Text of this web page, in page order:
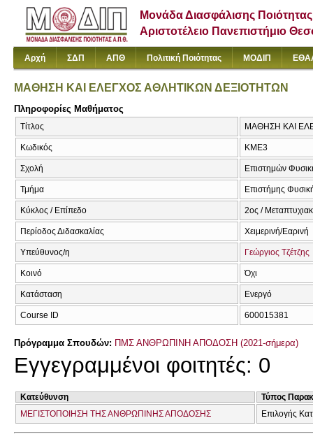
Μονάδα Διασφάλισης Ποιότητας
Αριστοτέλειο Πανεπιστήμιο
Αρχή ΣΔΠ ΑΠΘ Πολιτική Ποιότητας ΜΟΔΙΠ
ΜΑΘΗΣΗ ΚΑΙ ΕΛΕΓΧΟΣ ΑΘΛΗΤΙΚΩΝ ΔΕΞΙΟΤΗΤΩΝ
Πληροφορίες Μαθήματος
Τίτλος ΜΑΘΗΣΗ ΚΑΙ
Κωδικός ΚΜΕ3
Σχολή Επιστημών
Τμήμα Επιστήμης
Κύκλος / Επίπεδο 2ος /
Περίοδος Διδασκαλίας Χειμερινή/Εαρινή
Υπεύθυνος/η Γεώργιος Τζέτζης
Κοινό Όχι
Κατάσταση Ενεργό
Course ID 600015381
Πρόγραμμα Σπουδών: ΠΜΣ ΑΝΘΡΩΠΙΝΗ ΑΠΟΔΟΣΗ (2021-σήμερα)
Εγγεγραμμένοι φοιτητές: 0
Κατεύθυνση
Τύπος
ΜΕΓΙΣΤΟΠΟΙΗΣΗ ΤΗΣ ΑΝΘΡΩΠΙΝΗΣ ΑΠΟΔΟΣΗΣ
Επιλογής